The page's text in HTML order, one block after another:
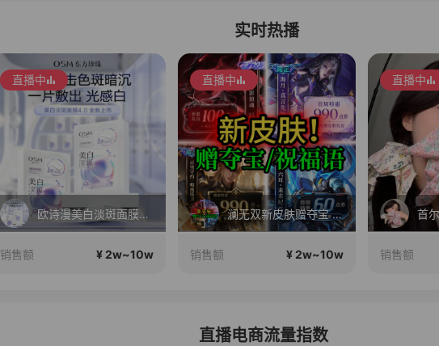
实时热播
直播中
欧诗漫美白淡斑面膜4.0新品上市！限时拍1发20件，1片焕亮 7天淡斑
销售额 ¥ 2w~10w
直播中
澜无双新皮肤赠夺宝 海月\守约\六耳新皮肤赠祝福语 苏打锋王者小店
销售额 ¥ 2w~10w
直播中
首
销售额
直播电商流量指数